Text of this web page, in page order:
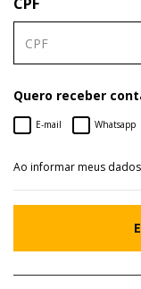
Quero receber
E-mail Whatsapp
Ao informar meus